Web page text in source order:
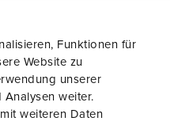
Funktionen für
Website zu
unserer
Analysen weiter.
weiteren Daten